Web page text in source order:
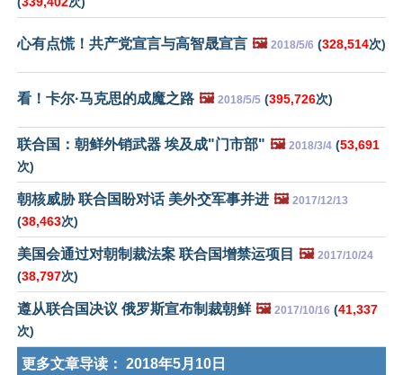
心有点慌！共产党宣言与高智晟宣言 🖼️ 2018/5/6 (328,514次)
看！卡尔·马克思的成魔之路 🖼️ 2018/5/5 (395,726次)
联合国：朝鲜外销武器 埃及成"门市部" 🖼️ 2018/3/4 (53,691
次)
朝核威胁 联合国盼对话 美外交军事并进 🖼️ 2017/12/13
(38,463次)
美国会通过对朝制裁法案 联合国增禁运项目 🖼️ 2017/10/24
(38,797次)
遵从联合国决议 俄罗斯宣布制裁朝鲜 🖼️ 2017/10/16 (41,337
次)
更多文章导读： 2018年5月10日